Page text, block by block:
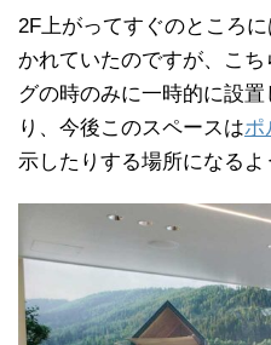
2F上がってすぐのところ
かれていたのですが、こ
グの時のみに一時的に設
り、今後このスペースはポ
示したりする場所になるよ